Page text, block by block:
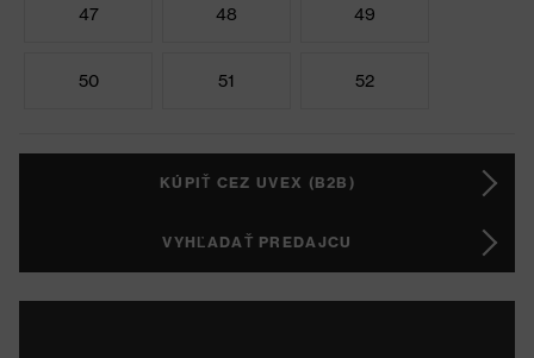
47 48 49
50 51 52
KÚPIŤ CEZ UVEX (B2B)
VYHĽADAŤ PREDAJCU